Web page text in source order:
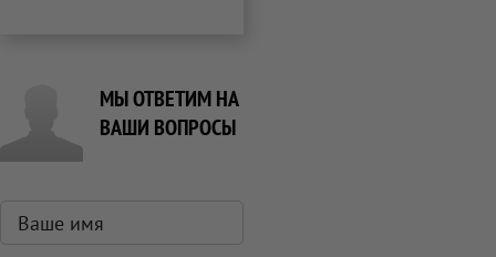
МЫ ОТВЕТИМ НА
ВАШИ ВОПРОСЫ